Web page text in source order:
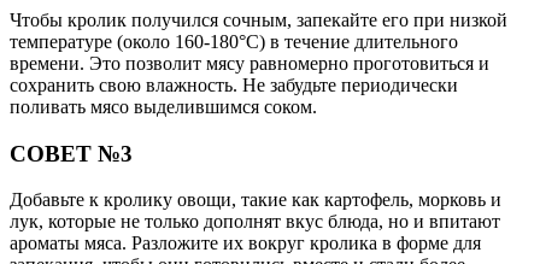
Чтобы кролик получился сочным, запекайте его при низкой
температуре (около 160-180°C) в течение длительного
времени. Это позволит мясу равномерно проготовиться и
сохранить свою влажность. Не забудьте периодически
поливать мясо выделившимся соком.
СОВЕТ №3
Добавьте к кролику овощи, такие как картофель, морковь и
лук, которые не только дополнят вкус блюда, но и впитают
ароматы мяса. Разложите их вокруг кролика в форме для